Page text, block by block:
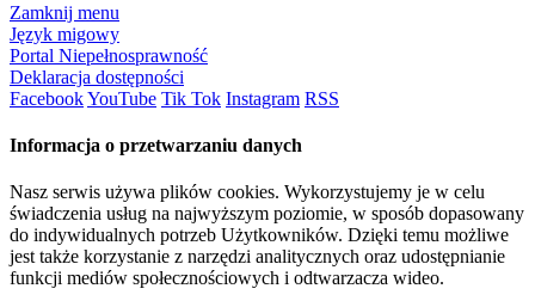
Zamknij menu
Język migowy
Portal Niepełnosprawność
Deklaracja dostępności
FacebookYouTube Tik Tok Instagram RSS
Informacja o przetwarzaniu danych
Nasz serwis używa plików cookies. Wykorzystujemy je w celu
świadczenia usług na najwyższym poziomie, w sposób dopasowany
do indywidualnych potrzeb Użytkowników. Dzięki temu możliwe
jest także korzystanie z narzędzi analitycznych oraz udostępnianie
funkcji mediów społecznościowych i odtwarzacza wideo.